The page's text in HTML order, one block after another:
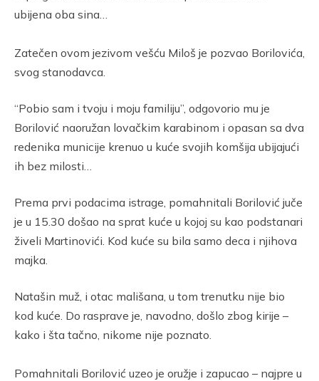
ubijena oba sina…
Zatečen ovom jezivom vešću Miloš je pozvao Borilovića,
svog stanodavca.
“Pobio sam i tvoju i moju familiju”, odgovorio mu je
Borilović naoružan lovačkim karabinom i opasan sa dva
redenika municije krenuo u kuće svojih komšija ubijajući
ih bez milosti…
Prema prvi podacima istrage, pomahnitali Borilović juče
je u 15.30 došao na sprat kuće u kojoj su kao podstanari
živeli Martinovići. Kod kuće su bila samo deca i njihova
majka.
Natašin muž, i otac mališana, u tom trenutku nije bio
kod kuće. Do rasprave je, navodno, došlo zbog kirije –
kako i šta tačno, nikome nije poznato.
Pomahnitali Borilović uzeo je oružje i zapucao – najpre u